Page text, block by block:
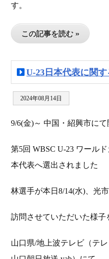
す。
この記事を読む »
U-23日本代表に関
2024年08月14日
9/6(金)～ 中国・紹興市に
第5回 WBSC U-23 ワール
本代表へ選出されました
林選手が本日8/14(水)、光
訪問させていただいた様子
山口県/地上波テレビ（テ